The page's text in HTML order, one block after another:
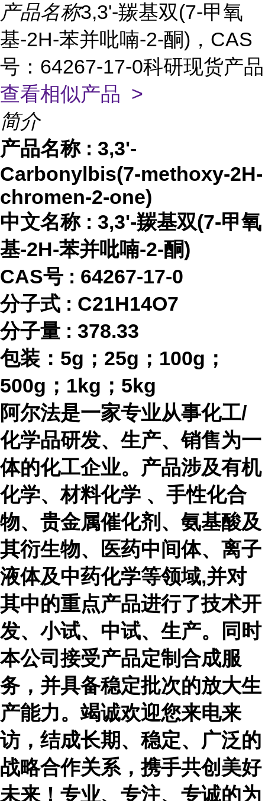
产品名称3,3'-羰基双(7-甲氧
基-2H-苯并吡喃-2-酮)，CAS
号：64267-17-0科研现货产品
查看相似产品 >
简介
产品名称 : 3,3'-
Carbonylbis(7-methoxy-2H-
chromen-2-one)
中文名称 : 3,3'-羰基双(7-甲氧
基-2H-苯并吡喃-2-酮)
CAS号 : 64267-17-0
分子式 : C21H14O7
分子量 : 378.33
包装： 5g；25g；100g；
500g；1kg；5kg
阿尔法是一家专业从事化工/
化学品研发、生产、销售为一
体的化工企业。产品涉及有机
化学、材料化学 、手性化合
物、贵金属催化剂、氨基酸及
其衍生物、医药中间体、离子
液体及中药化学等领域,并对
其中的重点产品进行了技术开
发、小试、中试、生产。同时
本公司接受产品定制合成服
务，并具备稳定批次的放大生
产能力。竭诚欢迎您来电来
访，结成长期、稳定、广泛的
战略合作关系，携手共创美好
未来！专业、专注、专诚的为